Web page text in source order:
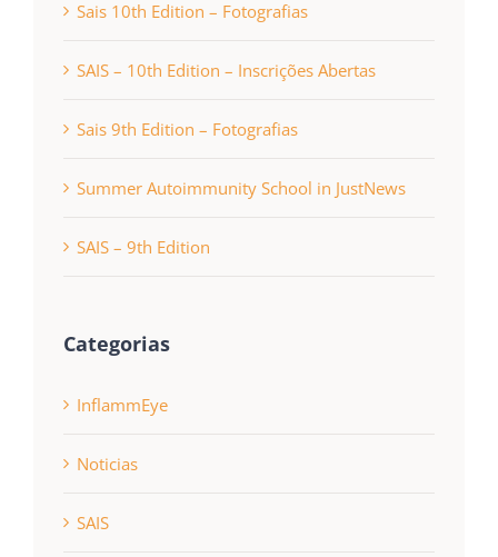
Sais 10th Edition – Fotografias
SAIS – 10th Edition – Inscrições Abertas
Sais 9th Edition – Fotografias
Summer Autoimmunity School in JustNews
SAIS – 9th Edition
Categorias
InflammEye
Noticias
SAIS